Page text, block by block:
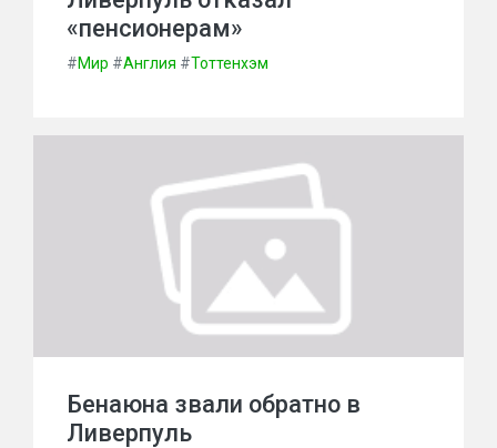
«пенсионерам»
#Мир #Англия #Тоттенхэм
Бенаюна звали обратно в
Ливерпуль